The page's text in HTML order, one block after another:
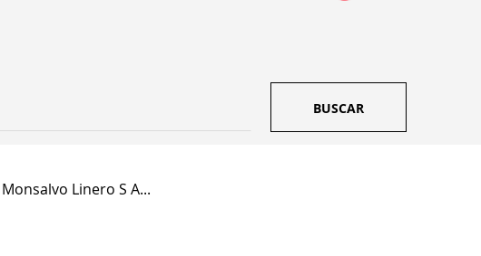
BUSCAR
Monsalvo Linero S A...